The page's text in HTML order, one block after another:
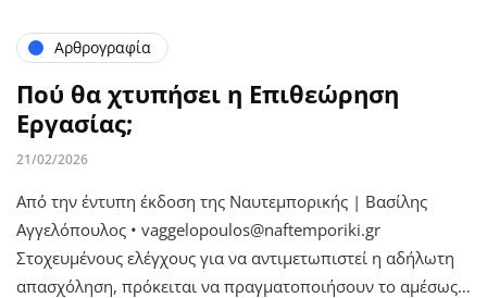
Αρθρογραφία
Πού θα χτυπήσει η Επιθεώρηση
Εργασίας;
21/02/2026
Από την έντυπη έκδοση της Ναυτεμπορικής | Βασίλης
Αγγελόπουλος • vaggelopoulos@naftemporiki.gr
Στοχευμένους ελέγχους για να αντιμετωπιστεί η αδήλωτη
απασχόληση, πρόκειται να πραγματοποιήσουν το αμέσως…